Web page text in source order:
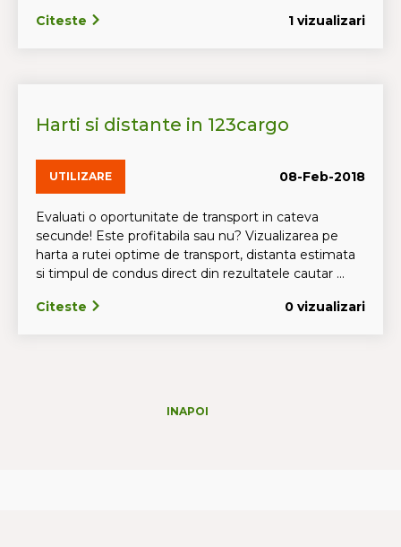
Citeste 1 vizualizari
Harti si distante in 123cargo
UTILIZARE 08-Feb-2018
Evaluati o oportunitate de transport in cateva
secunde! Este profitabila sau nu? Vizualizarea pe
harta a rutei optime de transport, distanta estimata
si timpul de condus direct din rezultatele cautar ...
Citeste 0 vizualizari
INAPOI